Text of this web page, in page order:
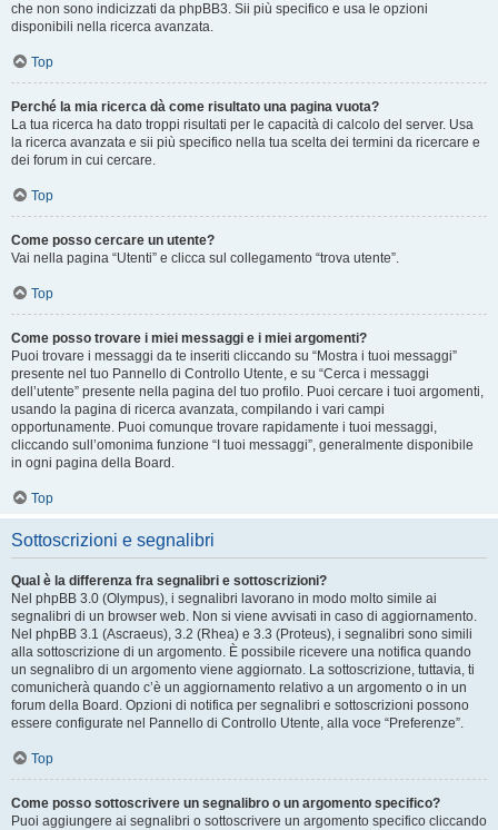
che non sono indicizzati da phpBB3. Sii più specifico e usa le opzioni
disponibili nella ricerca avanzata.
Top
Perché la mia ricerca dà come risultato una pagina vuota?
La tua ricerca ha dato troppi risultati per le capacità di calcolo del server. Usa
la ricerca avanzata e sii più specifico nella tua scelta dei termini da ricercare e
dei forum in cui cercare.
Top
Come posso cercare un utente?
Vai nella pagina “Utenti” e clicca sul collegamento “trova utente”.
Top
Come posso trovare i miei messaggi e i miei argomenti?
Puoi trovare i messaggi da te inseriti cliccando su “Mostra i tuoi messaggi”
presente nel tuo Pannello di Controllo Utente, e su “Cerca i messaggi
dell’utente” presente nella pagina del tuo profilo. Puoi cercare i tuoi argomenti,
usando la pagina di ricerca avanzata, compilando i vari campi
opportunamente. Puoi comunque trovare rapidamente i tuoi messaggi,
cliccando sull’omonima funzione “I tuoi messaggi”, generalmente disponibile
in ogni pagina della Board.
Top
Sottoscrizioni e segnalibri
Qual è la differenza fra segnalibri e sottoscrizioni?
Nel phpBB 3.0 (Olympus), i segnalibri lavorano in modo molto simile ai
segnalibri di un browser web. Non si viene avvisati in caso di aggiornamento.
Nel phpBB 3.1 (Ascraeus), 3.2 (Rhea) e 3.3 (Proteus), i segnalibri sono simili
alla sottoscrizione di un argomento. È possibile ricevere una notifica quando
un segnalibro di un argomento viene aggiornato. La sottoscrizione, tuttavia, ti
comunicherà quando c’è un aggiornamento relativo a un argomento o in un
forum della Board. Opzioni di notifica per segnalibri e sottoscrizioni possono
essere configurate nel Pannello di Controllo Utente, alla voce “Preferenze”.
Top
Come posso sottoscrivere un segnalibro o un argomento specifico?
Puoi aggiungere ai segnalibri o sottoscrivere un argomento specifico cliccando